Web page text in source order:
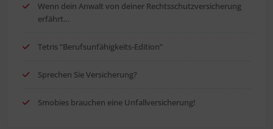
Wenn dein Anwalt von dei­ner Rechts­schutz­ver­si­che­rung
erfährt…
Tetris “Berufs­un­fä­hig­keits-Edi­ti­on”
Spre­chen Sie Versicherung?
Smo­bies brau­chen eine Unfallversicherung!